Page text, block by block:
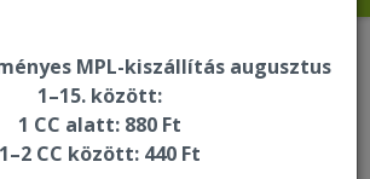
MPL-kiszállítás augusztus
1–15. között:
1 CC alatt: 880 Ft
1–2 CC között: 440 Ft
F.I.T. kiegészítők